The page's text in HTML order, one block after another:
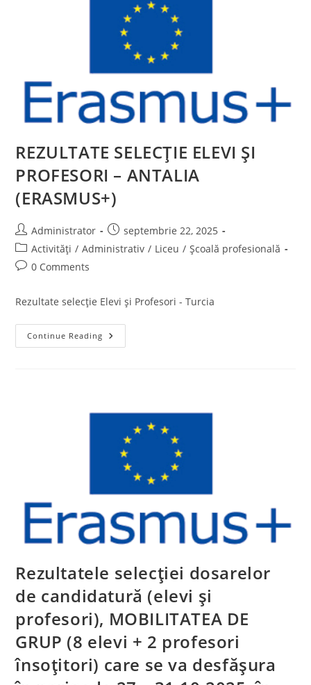
REZULTATE SELECȚIE ELEVI ȘI
PROFESORI – ANTALIA
(ERASMUS+)
Post
author:
Administrator
Post
published:
septembrie 22, 2025
Post
category:
Activități / Administrativ / Liceu / Școală profesională
Post0 Comments
Rezultate selecție Elevi și Profesori - Turcia
Continue Reading REZULTATE
SELECȚIE
Rezultatele selecției dosarelor
de candidatură (elevi și
profesori), MOBILITATEA DE
GRUP (8 elevi + 2 profesori
însoțitori) care se va desfășura